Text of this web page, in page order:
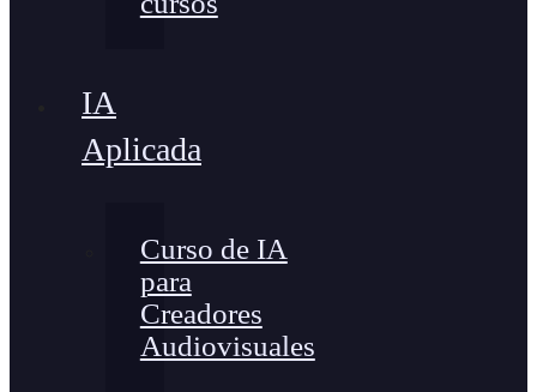
IA
Aplicada
Curso de IA
para
Creadores
Audiovisuales